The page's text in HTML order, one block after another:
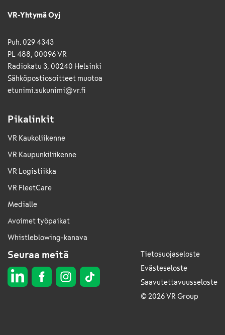
VR-Yhtymä Oyj
Puh. 029 4343
PL 488, 00096 VR
Radiokatu 3, 00240 Helsinki
Sähkö­posti­osoitteet muotoa
etunimi.sukunimi@vr.fi
Pikalinkit
VR Kaukoliikenne
VR Kaupunkiliikenne
VR Logistiikka
VR FleetCare
Medialle
Avoimet työpaikat
Whistleblowing-kanava
Seuraa meitä
Tietosuojaseloste
Evästeseloste
Saavutettavuusseloste
© 2026 VR Group